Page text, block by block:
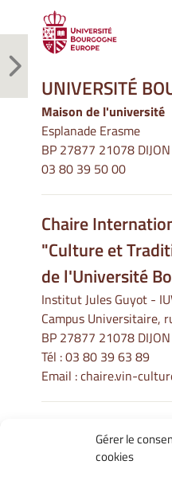
Gérer le
cookies
UNIVERSITÉ
Maison de l'université
Esplanade Erasme
BP 27877 21078 DIJON
03 80 39 50 00
Chaire
"Culture et
de l'Université
Institut Jules Guyot -
Campus Universitaire,
BP 27877 21078 DIJON
Tél :03 80 39 63 89
Email :chaire.vin-
Informations